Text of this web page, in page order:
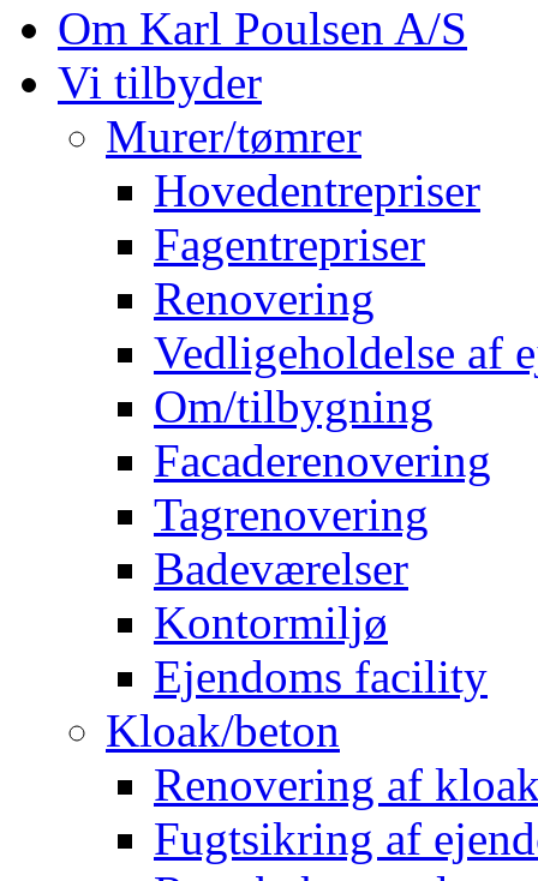
Om Karl Poulsen A/S
Vi tilbyder
Murer/tømrer
Hovedentrepriser
Fagentrepriser
Renovering
Vedligeholdelse af
Om/tilbygning
Facaderenovering
Tagrenovering
Badeværelser
Kontormiljø
Ejendoms facility
Kloak/beton
Renovering af
Fugtsikring af